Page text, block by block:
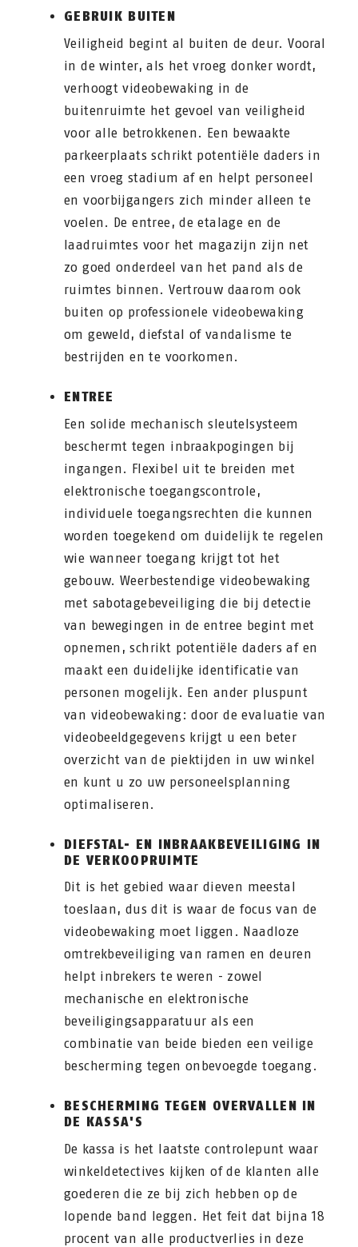
GEBRUIK BUITEN
Veiligheid begint al buiten de deur. Vooral
in de winter, als het vroeg donker wordt,
verhoogt videobewaking in de
buitenruimte het gevoel van veiligheid
voor alle betrokkenen. Een bewaakte
parkeerplaats schrikt potentiële daders in
een vroeg stadium af en helpt personeel
en voorbijgangers zich minder alleen te
voelen. De entree, de etalage en de
laadruimtes voor het magazijn zijn net
zo goed onderdeel van het pand als de
ruimtes binnen. Vertrouw daarom ook
buiten op professionele videobewaking
om geweld, diefstal of vandalisme te
bestrijden en te voorkomen.
ENTREE
Een solide mechanisch sleutelsysteem
beschermt tegen inbraakpogingen bij
ingangen. Flexibel uit te breiden met
elektronische toegangscontrole,
individuele toegangsrechten die kunnen
worden toegekend om duidelijk te regelen
wie wanneer toegang krijgt tot het
gebouw. Weerbestendige videobewaking
met sabotagebeveiliging die bij detectie
van bewegingen in de entree begint met
opnemen, schrikt potentiële daders af en
maakt een duidelijke identificatie van
personen mogelijk. Een ander pluspunt
van videobewaking: door de evaluatie van
videobeeldgegevens krijgt u een beter
overzicht van de piektijden in uw winkel
en kunt u zo uw personeelsplanning
optimaliseren.
DIEFSTAL- EN INBRAAKBEVEILIGING IN
DE VERKOOPRUIMTE
Dit is het gebied waar dieven meestal
toeslaan, dus dit is waar de focus van de
videobewaking moet liggen. Naadloze
omtrekbeveiliging van ramen en deuren
helpt inbrekers te weren - zowel
mechanische en elektronische
beveiligingsapparatuur als een
combinatie van beide bieden een veilige
bescherming tegen onbevoegde toegang.
BESCHERMING TEGEN OVERVALLEN IN
DE KASSA'S
De kassa is het laatste controlepunt waar
winkeldetectives kijken of de klanten alle
goederen die ze bij zich hebben op de
lopende band leggen. Het feit dat bijna 18
procent van alle productverlies in deze